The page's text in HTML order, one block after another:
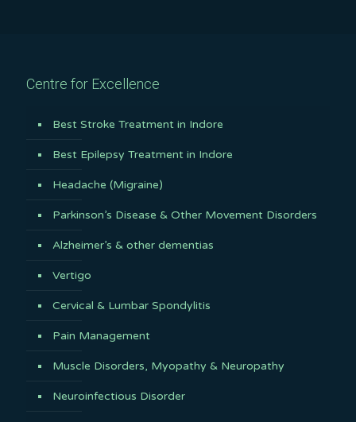
Centre for Excellence
Best Stroke Treatment in Indore
Best Epilepsy Treatment in Indore
Headache (Migraine)
Parkinson’s Disease & Other Movement Disorders
Alzheimer’s & other dementias
Vertigo
Cervical & Lumbar Spondylitis
Pain Management
Muscle Disorders, Myopathy & Neuropathy
Neuroinfectious Disorder